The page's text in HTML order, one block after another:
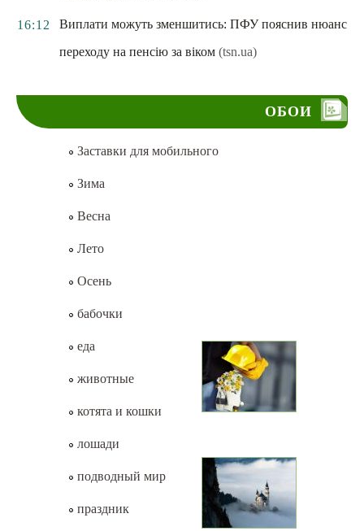
16:12
Виплати можуть зменшитись: ПФУ пояснив нюанс
переходу на пенсію за віком (tsn.ua)
ОБОИ
Заставки для мобильного
Зима
Весна
Лето
Осень
бабочки
еда
животные
котята и кошки
лошади
подводный мир
праздник